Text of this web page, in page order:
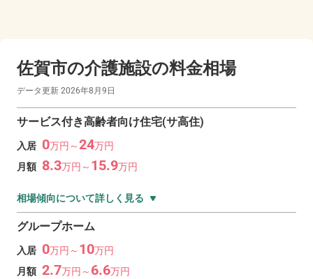
佐賀市の介護施設の料金相場
データ更新 2026年8月9日
サービス付き高齢者向け住宅(サ高住)
入居 0万円～24万円
月額 8.3万円～ 15.9万円
相場傾向について詳しく見る
グループホーム
入居 0万円～ 10万円
月額 2.7万円～ 6.6万円